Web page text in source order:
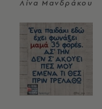
Λίνα Μανδράκου